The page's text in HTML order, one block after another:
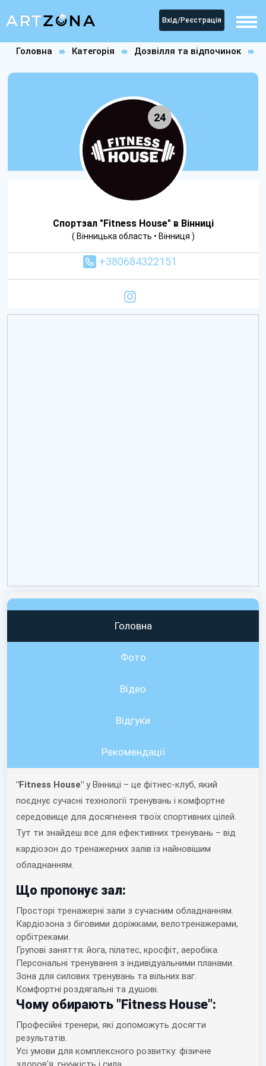
Вхід/Реєстрація
Головна Категорія
Дозвілля та відпочинок
24
Спортзал "Fitness House" в Вінниці
( Вінницька область • Вінниця )
+380684322151
Головна
Фото
Відео
Вiдгуки
Рекомендації
"Fitness House" у Вінниці – це фітнес-клуб, який
поєднує сучасні технології тренувань і комфортне
середовище для досягнення твоїх спортивних цілей.
Тут ти знайдеш все для ефективних тренувань – від
кардіозон до тренажерних залів із найновішим
обладнанням.
Що пропонує зал:
Просторі тренажерні зали з сучасним обладнанням.
Кардіозона з біговими доріжками, велотренажерами,
орбітреками.
Групові заняття: йога, пілатес, кросфіт, аеробіка.
Персональні тренування з індивідуальними планами.
Зона для силових тренувань та вільних ваг.
Комфортні роздягальні та душові.
Чому обирають "Fitness House":
Професійні тренери, які допоможуть досягти
результатів.
Усі умови для комплексного розвитку: фізичне